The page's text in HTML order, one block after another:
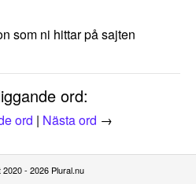
som ni hittar på sajten
ord:
ord | Nästa ord →
- 2026 Plural.nu